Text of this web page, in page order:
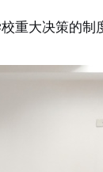
重大决策的制